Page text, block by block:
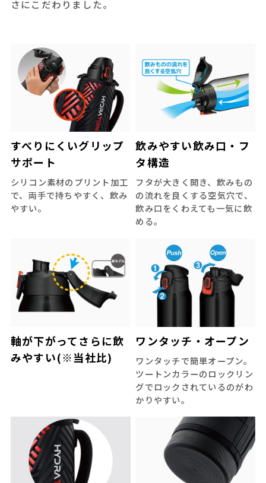
さにこだわりました。
すべりにくいグリップ
サポート
シリコン素材のプリント加工
で、両手で持ちやすく、飲み
やすい。
飲みやすい飲み口・フ
タ構造
フタが大きく開き、飲みもの
の流れを良くする空気穴で、
飲み口をくわえても一気に飲
める。
軸が下がってさらに飲
みやすい(※当社比)
ワンタッチ・オープン
ワンタッチで簡単オープン。
ツートンカラーのロックリン
グでロックされているのがわ
かりやすい。